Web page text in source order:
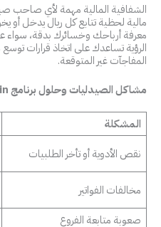
مالية لحظية تتابع كل ريال يدخل أو
معرفة أرباحك وخسائرك بدقة،
الرؤية تساعدك على اتخاذ قرارات
المفاجآت غير المتوقعة.
مشاكل الصيدليات وحلول برنامج Chain
المشكلة
نقص الأدوية أو تأخر الطلبيات
مخالفات الفواتير
صعوبة متابعة الفروع